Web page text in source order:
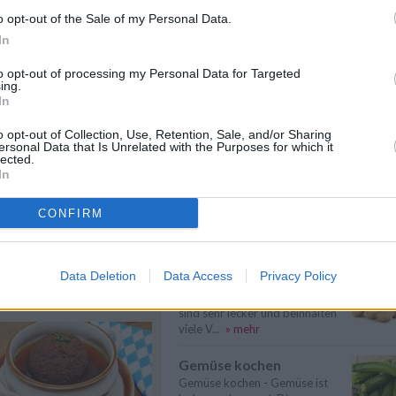
opt-out of the Sale of my Personal Data.
opt-out of processing my Personal Data for Targeted
opt-out of Collection, Use, Retention, Sale, and/or Sharing
Data that Is Unrelated with the Purposes for which it
CONFIRM
Data Deletion Data Access Privacy Policy
Rezepte/
Spargel kochen
Thema: Wie ...
» mehr
nützliche Informationen zum
Thema: Wie ...
Suppen kochen
Als Grundlage für Suppen dienen
klare ... » mehr
Kartoffeln kochen
sind sehr lecker und beinhalten
viele V... » mehr
Gemüse kochen
Gemüse kochen - Gemüse ist